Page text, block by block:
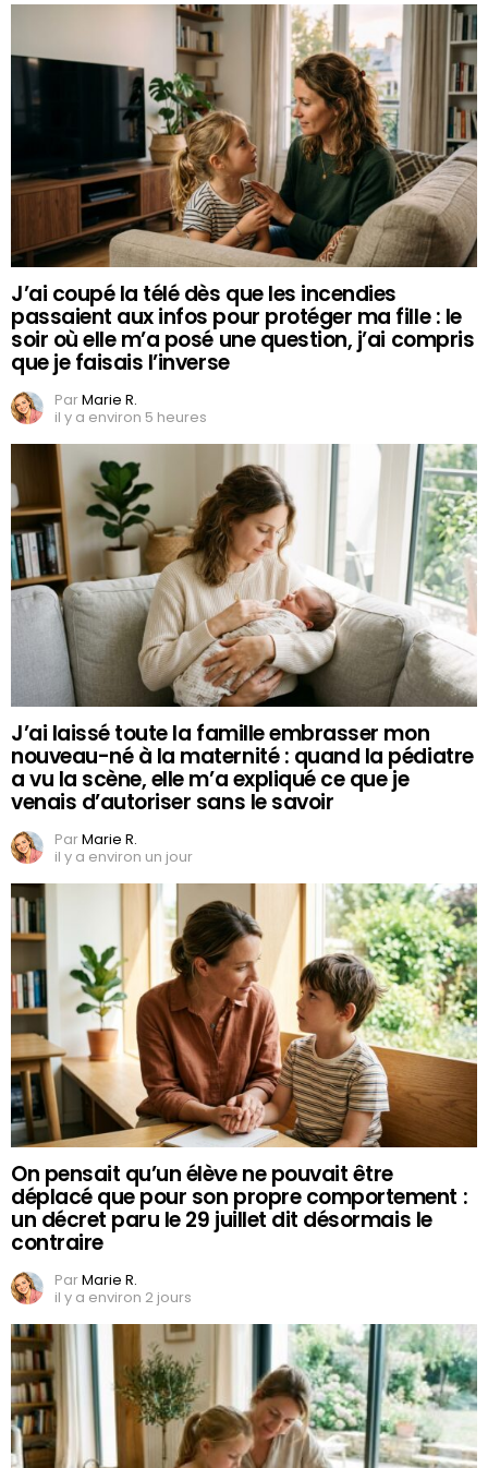
J’ai coupé la télé dès que les incendies
passaient aux infos pour protéger ma fille : le
soir où elle m’a posé une question, j’ai compris
que je faisais l’inverse
ParMarie R.
il y a environ 5 heures
J’ai laissé toute la famille embrasser mon
nouveau-né à la maternité : quand la pédiatre
a vu la scène, elle m’a expliqué ce que je
venais d’autoriser sans le savoir
ParMarie R.
il y a environ un jour
On pensait qu’un élève ne pouvait être
déplacé que pour son propre comportement :
un décret paru le 29 juillet dit désormais le
contraire
ParMarie R.
il y a environ 2 jours